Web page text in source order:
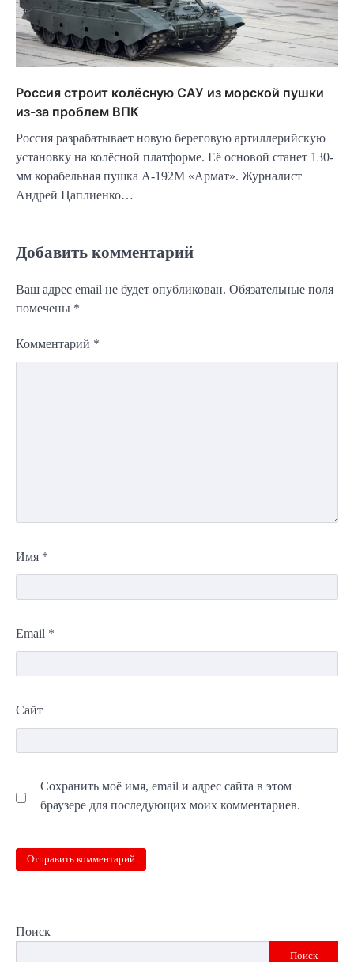
Россия строит колёсную САУ из морской пушки
из-за проблем ВПК
Россия разрабатывает новую береговую артиллерийскую
установку на колёсной платформе. Её основой станет 130-
мм корабельная пушка А-192М «Армат». Журналист
Андрей Цаплиенко…
Добавить комментарий
Ваш адрес email не будет опубликован. Обязательные поля
помечены *
Комментарий *
Имя *
Email *
Сайт
Сохранить моё имя, email и адрес сайта в этом
браузере для последующих моих комментариев.
Поиск
Поиск